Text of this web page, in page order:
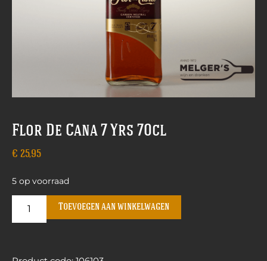
Flor De Cana 7 Yrs 70cl
€ 25,95
5 op voorraad
Toevoegen aan winkelwagen